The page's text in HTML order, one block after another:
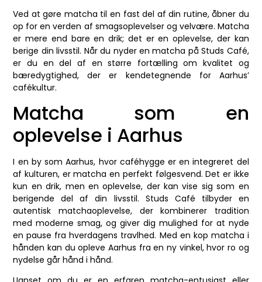
Ved at gøre matcha til en fast del af din rutine, åbner du
op for en verden af smagsoplevelser og velvære. Matcha
er mere end bare en drik; det er en oplevelse, der kan
berige din livsstil. Når du nyder en matcha på Studs Café,
er du en del af en større fortælling om kvalitet og
bæredygtighed, der er kendetegnende for Aarhus’
cafékultur.
Matcha som en
oplevelse i Aarhus
I en by som Aarhus, hvor caféhygge er en integreret del
af kulturen, er matcha en perfekt følgesvend. Det er ikke
kun en drik, men en oplevelse, der kan vise sig som en
berigende del af din livsstil. Studs Café tilbyder en
autentisk matchaoplevelse, der kombinerer tradition
med moderne smag, og giver dig mulighed for at nyde
en pause fra hverdagens travlhed. Med en kop matcha i
hånden kan du opleve Aarhus fra en ny vinkel, hvor ro og
nydelse går hånd i hånd.